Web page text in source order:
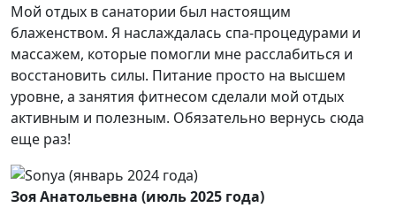
Мой отдых в санатории был настоящим
блаженством. Я наслаждалась спа-процедурами и
массажем, которые помогли мне расслабиться и
восстановить силы. Питание просто на высшем
уровне, а занятия фитнесом сделали мой отдых
активным и полезным. Обязательно вернусь сюда
еще раз!
Зоя Анатольевна (июль 2025 года)